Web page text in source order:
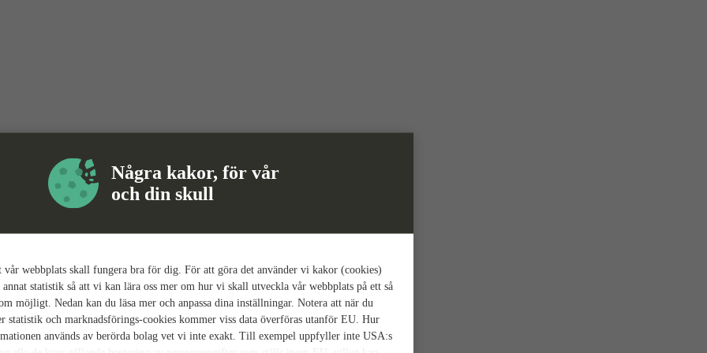
Några kakor, för vår
och din skull
webbplats skall fungera bra för dig. För att göra det använder vi kakor (cookies)
statistik så att vi kan lära oss mer om hur vi skall utveckla vår webbplats på ett så
möjligt. Nedan kan du läsa mer och anpassa dina inställningar. Notera att när du
statistik och marknadsförings-cookies kommer viss data överföras utanför EU. Hur
används av berörda bolag vet vi inte exakt. Till exempel uppfyller inte USA:s